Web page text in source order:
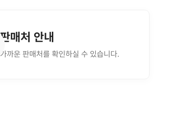
판매처 안내
가까운 판매처를 확인하실 수 있습니다.